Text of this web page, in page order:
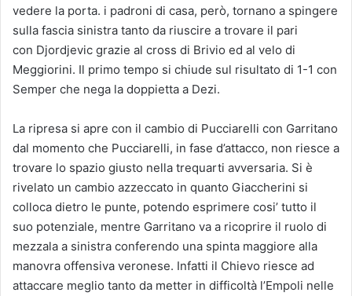
vedere la porta. i padroni di casa, però, tornano a spingere
sulla fascia sinistra tanto da riuscire a trovare il pari
con Djordjevic grazie al cross di Brivio ed al velo di
Meggiorini. Il primo tempo si chiude sul risultato di 1-1 con
Semper che nega la doppietta a Dezi.
La ripresa si apre con il cambio di Pucciarelli con Garritano
dal momento che Pucciarelli, in fase d’attacco, non riesce a
trovare lo spazio giusto nella trequarti avversaria. Si è
rivelato un cambio azzeccato in quanto Giaccherini si
colloca dietro le punte, potendo esprimere cosi’ tutto il
suo potenziale, mentre Garritano va a ricoprire il ruolo di
mezzala a sinistra conferendo una spinta maggiore alla
manovra offensiva veronese. Infatti il Chievo riesce ad
attaccare meglio tanto da metter in difficoltà l’Empoli nelle